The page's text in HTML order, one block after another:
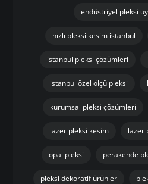
endüstriyel pleksi
hızlı pleksi kesim istanbul
istanbul pleksi çözümleri
istanbul özel ölçü pleksi
kurumsal pleksi çözümleri
lazer pleksi kesim lazer
opal pleksi perakende
pleksi dekoratif ürünler